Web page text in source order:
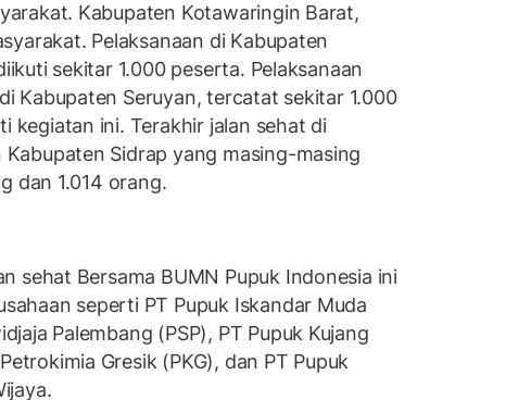
Kabupaten Kotawaringin Barat,
Pelaksanaan di Kabupaten
sekitar 1.000 peserta. Pelaksanaan
Kabupaten Seruyan, tercatat sekitar 1.000
kegiatan ini. Terakhir jalan sehat di
Kabupaten Sidrap yang masing-masing
dan 1.014 orang.
sehat Bersama BUMN Pupuk Indonesia ini
seperti PT Pupuk Iskandar Muda
Palembang (PSP), PT Pupuk Kujang
Gresik (PKG), dan PT Pupuk